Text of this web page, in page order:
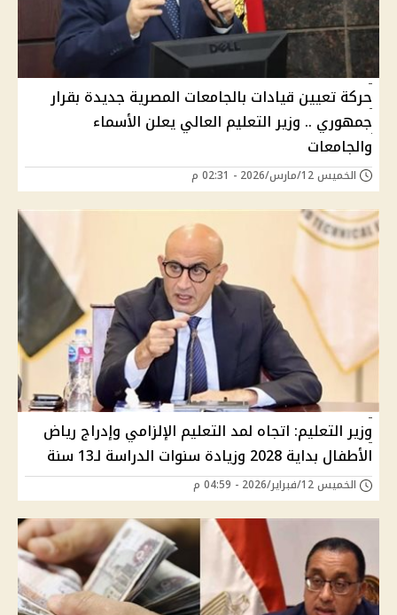
حركة تعيين قيادات بالجامعات المصرية جديدة بقرار
جمهوري .. وزير التعليم العالي يعلن الأسماء
والجامعات
الخميس 12/مارس/2026 - 02:31 م
وزير التعليم: اتجاه لمد التعليم الإلزامي وإدراج رياض
الأطفال بداية 2028 وزيادة سنوات الدراسة لـ13 سنة
الخميس 12/فبراير/2026 - 04:59 م